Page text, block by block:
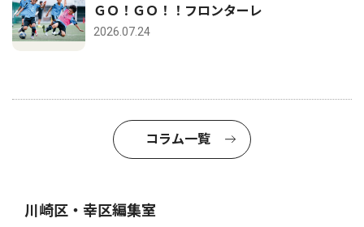
ＧＯ！ＧＯ！！フロンターレ
2026.07.24
コラム一覧
川崎区・幸区編集室